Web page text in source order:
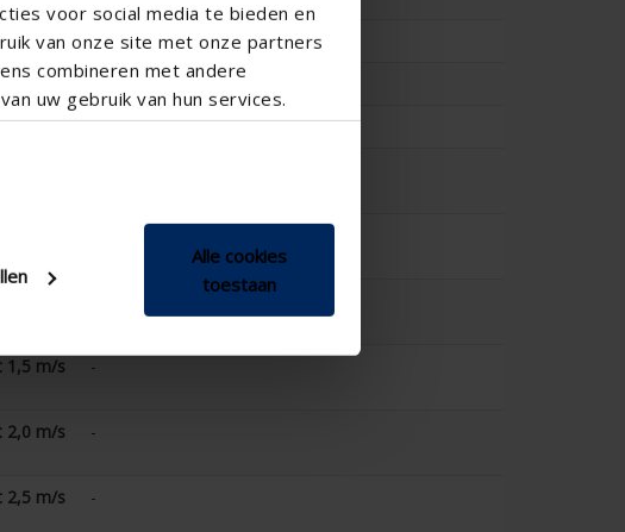
voor social media te bieden en
van onze site met onze partners
combineren met andere
uw gebruik van hun services.
Alle cookies
toestaan
0.296
11.7
0.293
1,5 m/s
-
2,0 m/s
-
2,5 m/s
-